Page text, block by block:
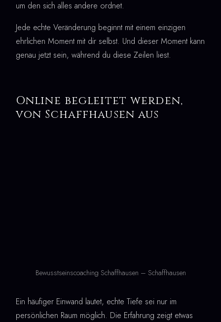
um den sich alles andere ordnet.
Jede echte Veränderung beginnt mit einem einzigen
ehrlichen Moment mit dir selbst. Und dieser Moment kann
genau jetzt sein, während du diese Zeilen liest.
Online begleitet werden,
von Schaffhausen aus
Bewusstseinscoaching Schaffhausen – Schaffhausen
Ein häufiger Einwand lautet, echte Tiefe sei nur im
persönlichen Raum möglich. Die Erfahrung zeigt etwas